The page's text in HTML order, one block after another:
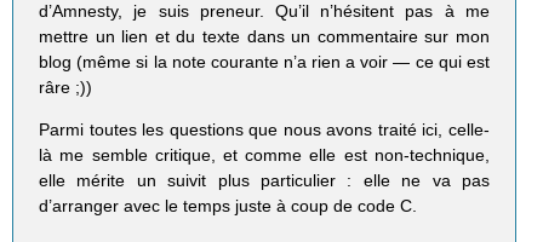
d’Amnesty, je suis preneur. Qu’il n’hésitent pas à me
mettre un lien et du texte dans un commentaire sur mon
blog (même si la note courante n’a rien a voir — ce qui est
râre ;))
Parmi toutes les questions que nous avons traité ici, celle-
là me semble critique, et comme elle est non-technique,
elle mérite un suivit plus particulier : elle ne va pas
d’arranger avec le temps juste à coup de code C.